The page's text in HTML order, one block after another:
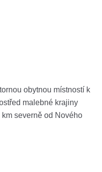
obytnou místností k
malebné krajiny
severně od Nového